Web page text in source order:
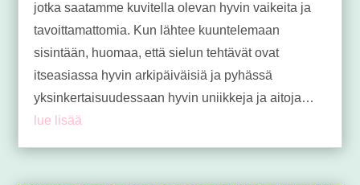
jotka saatamme kuvitella olevan hyvin vaikeita ja
tavoittamattomia. Kun lähtee kuuntelemaan
sisintään, huomaa, että sielun tehtävät ovat
itseasiassa hyvin arkipäiväisiä ja pyhässä
yksinkertaisuudessaan hyvin uniikkeja ja aitoja…
lue lisää